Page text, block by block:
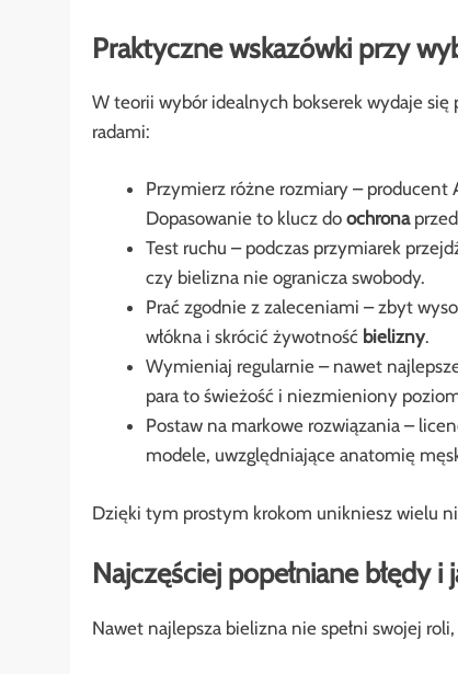
Praktyczne wskazówki przy
W teorii wybór idealnych bokserek wydaje
radami:
Przymierz różne rozmiary – producent
Dopasowanie to klucz do ochrona
Test ruchu – podczas przymiarek
czy bielizna nie ogranicza swobody.
Prać zgodnie z zaleceniami – zbyt
włókna i skrócić żywotność bielizny.
Wymieniaj regularnie – nawet
para to świeżość i niezmieniony
Postaw na markowe rozwiązania –
modele, uwzględniające anatomię
Dzięki tym prostym krokom unikniesz wielu
Najczęściej popełniane błędy i
Nawet najlepsza bielizna nie spełni swojej